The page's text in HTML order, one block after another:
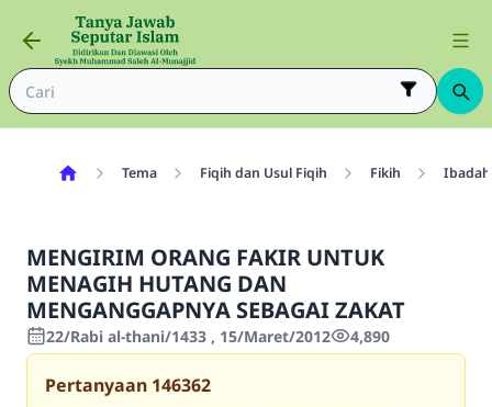
Tema Fiqih dan Usul Fiqih Fikih
MENGIRIM ORANG FAKIR UNTUK
MENAGIH HUTANG DAN
MENGANGGAPNYA SEBAGAI ZAKAT
22/Rabi al-thani/1433 , 15/Maret/2012 4,890
Pertanyaan 146362